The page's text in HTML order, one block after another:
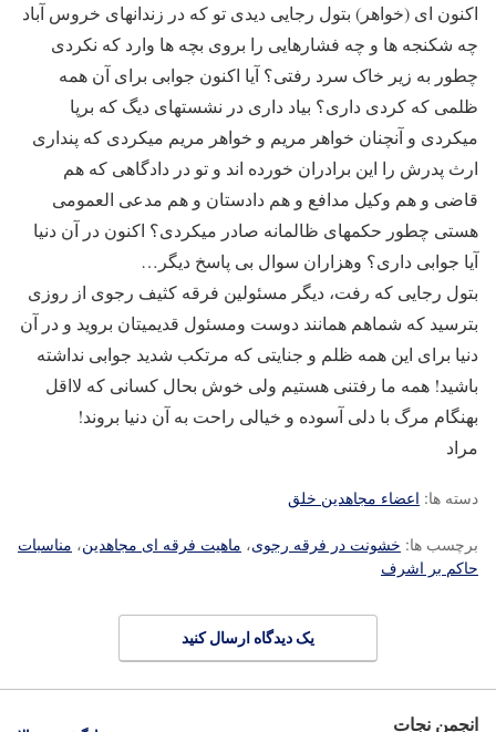
اکنون ای (خواهر) بتول رجایی دیدی تو که در زندانهای خروس آباد
چه شکنجه ها و چه فشارهایی را بروی بچه ها وارد که نکردی
چطور به زیر خاک سرد رفتی؟ آیا اکنون جوابی برای آن همه
ظلمی که کردی داری؟ بیاد داری در نشستهای دیگ که برپا
میکردی و آنچنان خواهر مریم و خواهر مریم میکردی که پنداری
ارث پدرش را این برادران خورده اند و تو در دادگاهی که هم
قاضی و هم وکیل مدافع و هم دادستان و هم مدعی العمومی
هستی چطور حکمهای ظالمانه صادر میکردی؟ اکنون در آن دنیا
آیا جوابی داری؟ وهزاران سوال بی پاسخ دیگر…
بتول رجایی که رفت، دیگر مسئولین فرقه کثیف رجوی از روزی
بترسید که شماهم همانند دوست ومسئول قدیمیتان بروید و در آن
دنیا برای این همه ظلم و جنایتی که مرتکب شدید جوابی نداشته
باشید! همه ما رفتنی هستیم ولی خوش بحال کسانی که لااقل
بهنگام مرگ با دلی آسوده و خیالی راحت به آن دنیا بروند!
مراد
دسته ها: اعضاء مجاهدین خلق
برچسب ها: خشونت در فرقه رجوی، ماهیت فرقه ای مجاهدین، مناسبات
حاکم بر اشرف
یک دیدگاه ارسال کنید
انجمن نجات